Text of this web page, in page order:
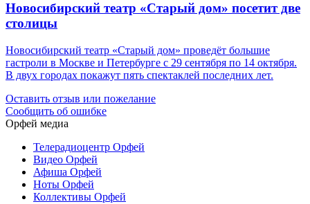
Новосибирский театр «Старый дом» посетит две
столицы
Новосибирский театр «Старый дом» проведёт большие
гастроли в Москве и Петербурге с 29 сентября по 14 октября.
В двух городах покажут пять спектаклей последних лет.
Оставить отзыв или пожелание
Сообщить об ошибке
Орфей медиа
Телерадиоцентр Орфей
Видео Орфей
Афиша Орфей
Ноты Орфей
Коллективы Орфей